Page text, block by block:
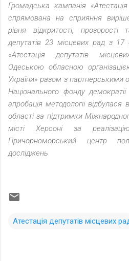
Громадська кампанія
спрямована на сприяння
рівня відкритості, прозорості
депутатів 23 місцевих рад з 17
«Атестація депутатів
Одеською обласною
України» разом з партнерськими
Національного фонду
апробація методології
області за підтримки
місті Херсоні за реалізацію
Причорноморський центр
досліджень
Атестація депутатів місцевих